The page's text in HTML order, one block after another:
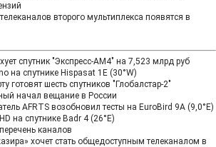
второго мультиплекса появятся в
спутник "Экспресс-АМ4" на 7,523 млрд руб
на спутнике Hispasat 1E (30°W)
готовят шесть спутников "Глобалстар-2"
начал вещание в России
AFRTS возобновил тесты на EuroBird 9A (9,0°E)
на спутнике Badr 4 (26°E)
каналов
хочет стать общедоступным телеканалом в